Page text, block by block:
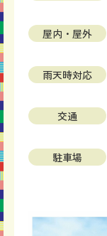
屋内・屋外
雨天時対応
交通
駐車場